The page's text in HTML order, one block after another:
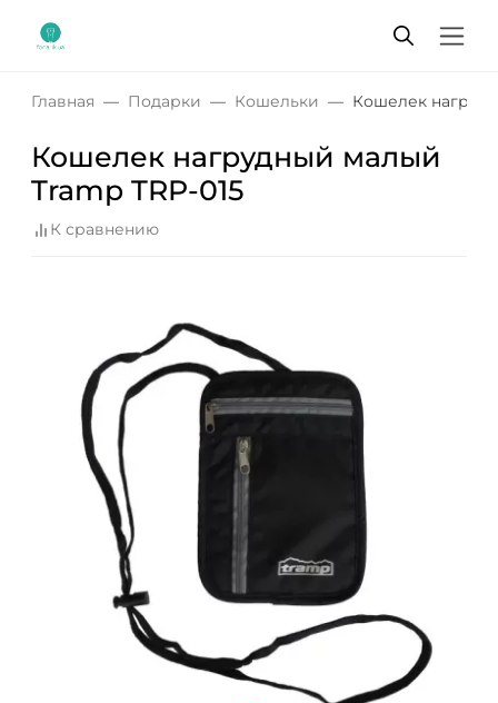
Главная Подарки Кошельки Кошелек
Кошелек нагрудный малый
Tramp TRP-015
К сравнению